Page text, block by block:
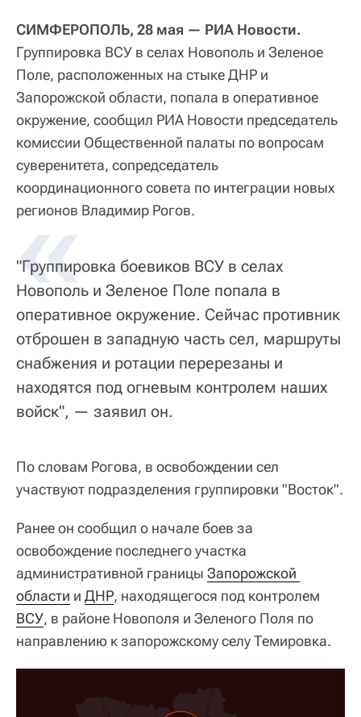
СИМФЕРОПОЛЬ, 28 мая — РИА Новости.
Группировка ВСУ в селах Новополь и Зеленое
Поле, расположенных на стыке ДНР и
Запорожской области, попала в оперативное
окружение, сообщил РИА Новости председатель
комиссии Общественной палаты по вопросам
суверенитета, сопредседатель
координационного совета по интеграции новых
регионов Владимир Рогов.
«
"Группировка боевиков ВСУ в селах
Новополь и Зеленое Поле попала в
оперативное окружение. Сейчас противник
отброшен в западную часть сел, маршруты
снабжения и ротации перерезаны и
находятся под огневым контролем наших
войск", — заявил он.
По словам Рогова, в освобождении сел
участвуют подразделения группировки "Восток".
Ранее он сообщил о начале боев за
освобождение последнего участка
административной границы Запорожской
области и ДНР, находящегося под контролем
ВСУ, в районе Новополя и Зеленого Поля по
направлению к запорожскому селу Темировка.